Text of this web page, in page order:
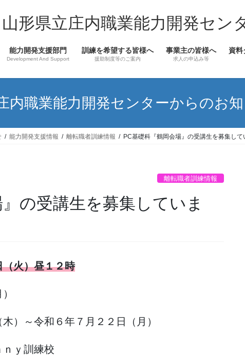
山形県立庄内職業能力開発セン
能力開発支援部門
Development And Support
訓練を希望する皆様へ
援助制度等のご案内
事業主の皆様へ
求人の申込み等
資料
内職業能力開発センターからのお
能力開発支援情報 離転職者訓練情報 PC基礎科『鶴岡会場』の受講生を募集して
離転職者訓練情報
の受講生を募集していま
火）昼１２時
）～令和６年７月２２日（月）
ｙ訓練校